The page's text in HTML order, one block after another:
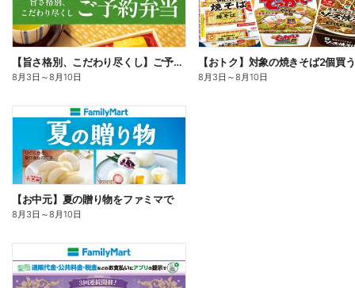
【旨さ格別、こだわり尽くし】ご予約弁当
8月3日 ～8月10日 8月3日 ～8月10日
【お中元】夏の贈り物をファミマで
8月3日 ～8月10日